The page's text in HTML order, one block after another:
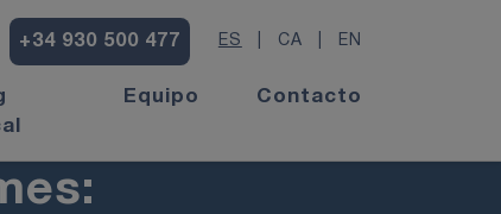
+34 930 500 477 ES CA EN
Equipo Contacto